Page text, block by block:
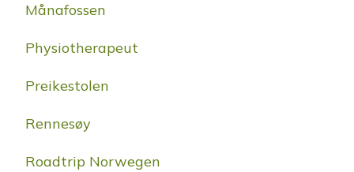
Månafossen
Physiotherapeut
Preikestolen
Rennesøy
Roadtrip Norwegen